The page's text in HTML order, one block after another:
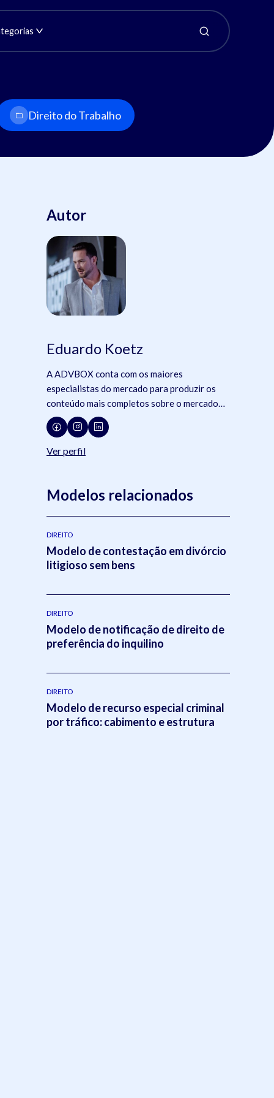
Direito do Trabalho
Autor
Eduardo Koetz
A ADVBOX conta com os maiores
especialistas do mercado para produzir os
conteúdo mais completos sobre o mercado
jurídico, tecnologia e advocacia.
Ver perfil
Modelos relacionados
DIREITO
Modelo de contestação em divórcio
litigioso sem bens
DIREITO
Modelo de notificação de direito de
preferência do inquilino
DIREITO
Modelo de recurso especial criminal
por tráfico: cabimento e estrutura